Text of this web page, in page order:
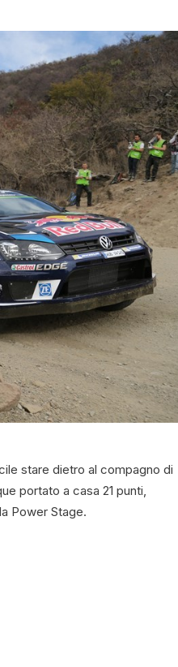
stare dietro al compagno di
portato a casa 21 punti,
Power Stage.